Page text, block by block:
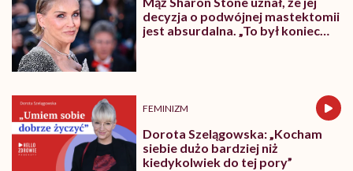
decyzja o podwójnej mastektomii
jest absurdalna. „To był koniec
FEMINIZM
Dorota Szelągowska: „Kocham
siebie dużo bardziej niż
kiedykolwiek do tej pory”